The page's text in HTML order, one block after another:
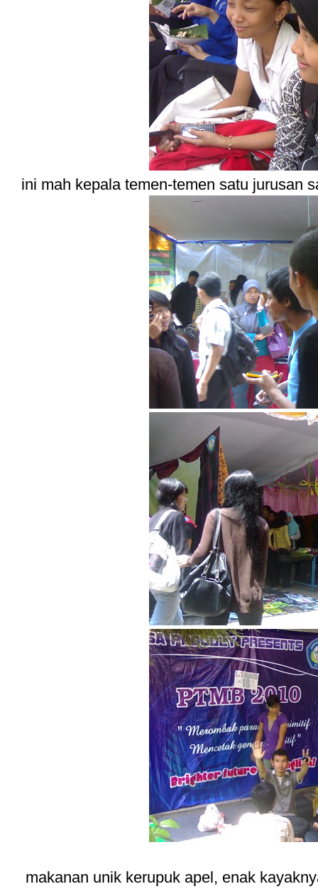
ini mah kepala temen-temen satu jurusan
makanan unik kerupuk apel, enak